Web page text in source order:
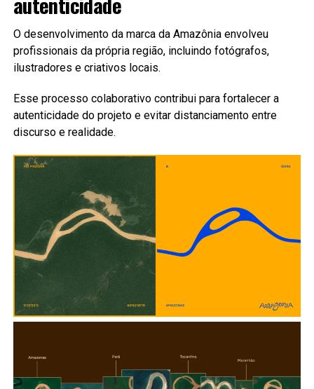
O desenvolvimento da marca da Amazônia envolveu
profissionais da própria região, incluindo fotógrafos,
ilustradores e criativos locais.
Esse processo colaborativo contribui para fortalecer a
autenticidade do projeto e evitar distanciamento entre
discurso e realidade.